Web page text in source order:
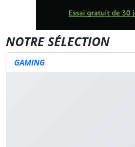
NOTRE SÉLECTION
GAMING